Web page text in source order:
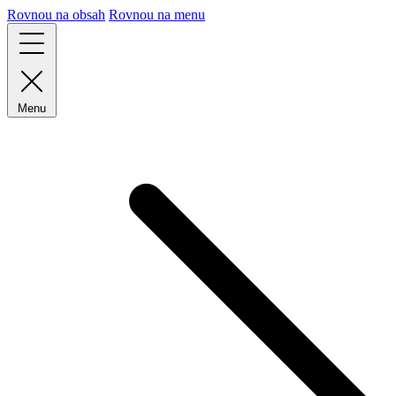
Rovnou na obsah Rovnou na menu
Menu